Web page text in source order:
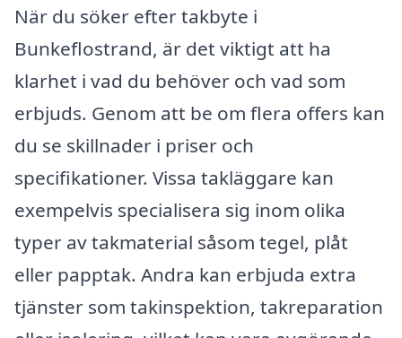
När du söker efter takbyte i
Bunkeflostrand, är det viktigt att ha
klarhet i vad du behöver och vad som
erbjuds. Genom att be om flera offers kan
du se skillnader i priser och
specifikationer. Vissa takläggare kan
exempelvis specialisera sig inom olika
typer av takmaterial såsom tegel, plåt
eller papptak. Andra kan erbjuda extra
tjänster som takinspektion, takreparation